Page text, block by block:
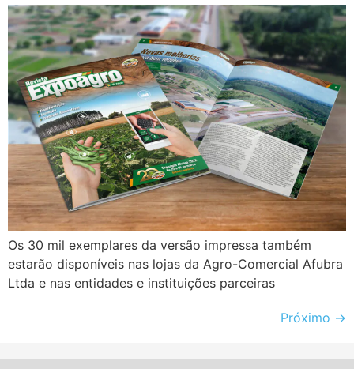
Os 30 mil exemplares da versão impressa também
estarão disponíveis nas lojas da Agro-Comercial Afubra
Ltda e nas entidades e instituições parceiras
Próximo →